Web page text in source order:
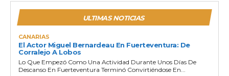
ULTIMAS NOTICIAS
CANARIAS
El Actor Miguel Bernardeau En Fuerteventura: De
Corralejo A Lobos
Lo Que Empezó Como Una Actividad Durante Unos Días De
Descanso En Fuerteventura Terminó Convirtiéndose En...